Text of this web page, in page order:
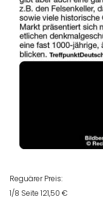
Reguärer Preis:
1/8 Seite 121,50 €